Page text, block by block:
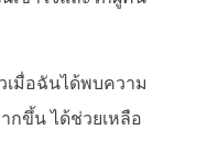
เมื่อฉันได้พบความ
กขึ้น ได้ช่วยเหลือ